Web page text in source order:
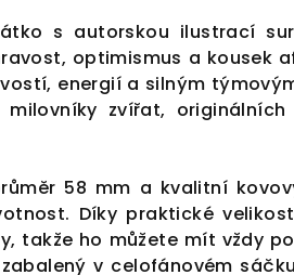
s autorskou ilustrací
optimismus a kousek
energií a silným
milovníky zvířat,
58 mm a kvalitní
Díky praktické
takže ho můžete mít vždy
v celofánovém